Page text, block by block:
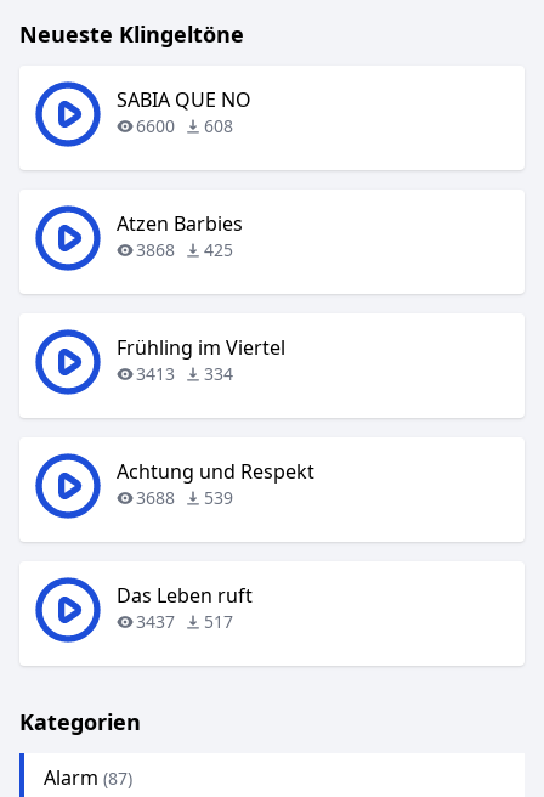
Neueste Klingeltöne
SABIA QUE NO
6600 608
Atzen Barbies
3868 425
Frühling im Viertel
3413 334
Achtung und Respekt
3688 539
Das Leben ruft
3437 517
Kategorien
Alarm (87)